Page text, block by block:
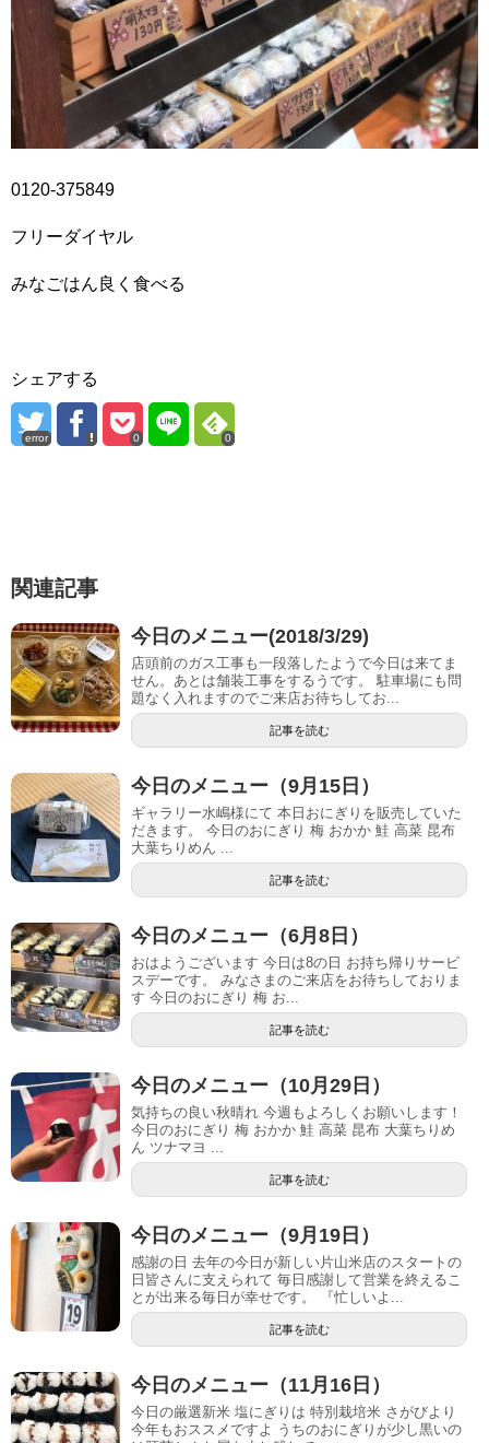
0120-375849
フリーダイヤル
みなごはん良く食べる
シェアする
error 0 0
関連記事
今日のメニュー(2018/3/29)
店頭前のガス工事も一段落したようで今日は来てま
せん。あとは舗装工事をするうです。 駐車場にも問
題なく入れますのでご来店お待ちしてお...
記事を読む
今日のメニュー（9月15日）
ギャラリー水嶋様にて 本日おにぎりを販売していた
だきます。 今日のおにぎり 梅 おかか 鮭 高菜 昆布
大葉ちりめん ...
記事を読む
今日のメニュー（6月8日）
おはようございます 今日は8の日 お持ち帰りサービ
スデーです。 みなさまのご来店をお待ちしておりま
す 今日のおにぎり 梅 お...
記事を読む
今日のメニュー（10月29日）
気持ちの良い秋晴れ 今週もよろしくお願いします！
今日のおにぎり 梅 おかか 鮭 高菜 昆布 大葉ちりめ
ん ツナマヨ ...
記事を読む
今日のメニュー（9月19日）
感謝の日 去年の今日が新しい片山米店のスタートの
日皆さんに支えられて 毎日感謝して営業を終えるこ
とが出来る毎日が幸せです。 『忙しいよ...
記事を読む
今日のメニュー（11月16日）
今日の厳選新米 塩にぎりは 特別栽培米 さがびより
今年もおススメですよ うちのおにぎりが少し黒いの